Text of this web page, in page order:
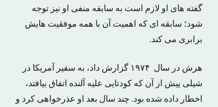
گفته های او لازم است به سابقه منفی او نیز توجه
شود؛ سابقه ای که اهمیت آن با همه موفقیت هایش
برابری می کند.
هرش در سال ۱۹۷۴ گزارش داد، به سفیر آمریکا در
شیلی پیش از آن که کودتایی علیه آلنده اتفاق بیافتد،
اخطار داده شده بود. چند سال بعد او عذرخواهی کرد و